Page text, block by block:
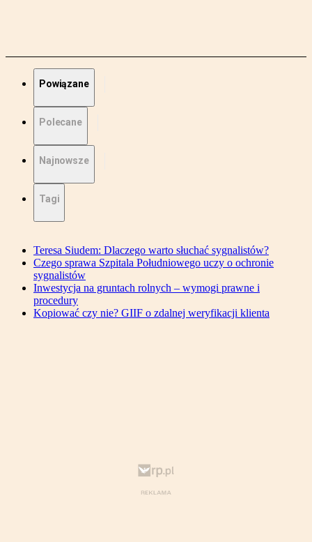
Powiązane
Polecane
Najnowsze
Tagi
Teresa Siudem: Dlaczego warto słuchać sygnalistów?
Czego sprawa Szpitala Południowego uczy o ochronie
sygnalistów
Inwestycja na gruntach rolnych – wymogi prawne i
procedury
Kopiować czy nie? GIIF o zdalnej weryfikacji klienta